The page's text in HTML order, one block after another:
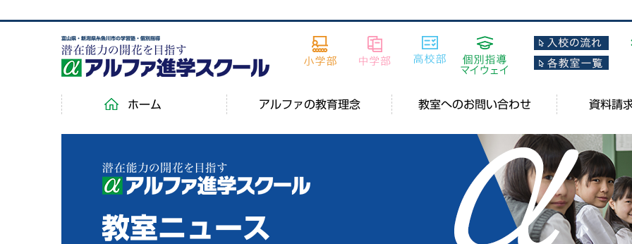
富山県・新潟県糸魚川市の学習塾・個別指導
ホーム アルファの教育理念 教室へのお問い合わせ 資料請
教室ニュース